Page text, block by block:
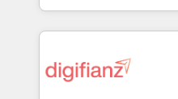
environments, optimise
sure you can actually
for you and execute it on HubSpot.